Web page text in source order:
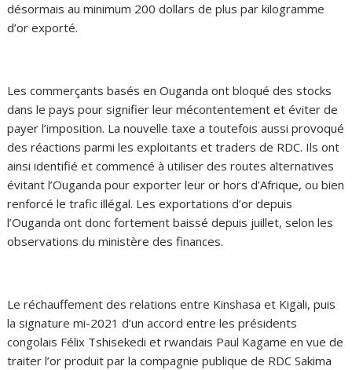
désormais au minimum 200 dollars de plus par kilogramme
d’or exporté.
Les commerçants basés en Ouganda ont bloqué des stocks
dans le pays pour signifier leur mécontentement et éviter de
payer l’imposition. La nouvelle taxe a toutefois aussi provoqué
des réactions parmi les exploitants et traders de RDC. Ils ont
ainsi identifié et commencé à utiliser des routes alternatives
évitant l’Ouganda pour exporter leur or hors d’Afrique, ou bien
renforcé le trafic illégal. Les exportations d’or depuis
l’Ouganda ont donc fortement baissé depuis juillet, selon les
observations du ministère des finances.
Le réchauffement des relations entre Kinshasa et Kigali, puis
la signature mi-2021 d’un accord entre les présidents
congolais Félix Tshisekedi et rwandais Paul Kagame en vue de
traiter l’or produit par la compagnie publique de RDC Sakima